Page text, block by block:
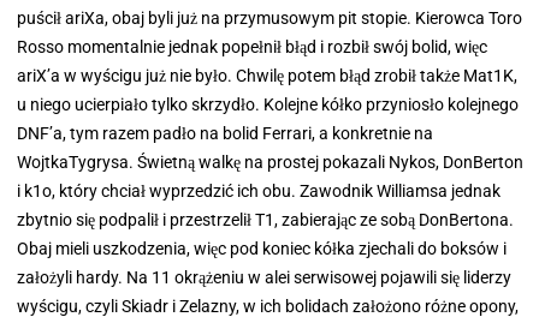
puścił ariXa, obaj byli już na przymusowym pit stopie. Kierowca Toro
Rosso momentalnie jednak popełnił błąd i rozbił swój bolid, więc
ariX’a w wyścigu już nie było. Chwilę potem błąd zrobił także Mat1K,
u niego ucierpiało tylko skrzydło. Kolejne kółko przyniosło kolejnego
DNF’a, tym razem padło na bolid Ferrari, a konkretnie na
WojtkaTygrysa. Świetną walkę na prostej pokazali Nykos, DonBerton
i k1o, który chciał wyprzedzić ich obu. Zawodnik Williamsa jednak
zbytnio się podpalił i przestrzelił T1, zabierając ze sobą DonBertona.
Obaj mieli uszkodzenia, więc pod koniec kółka zjechali do boksów i
założyli hardy. Na 11 okrążeniu w alei serwisowej pojawili się liderzy
wyścigu, czyli Skiadr i Zelazny, w ich bolidach założono różne opony,